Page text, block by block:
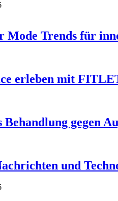
Mode Trends für
erleben mit
Behandlung gegen
und